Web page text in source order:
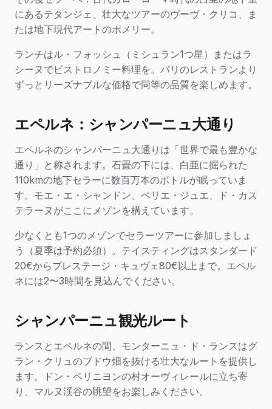
にあるテタンジェ、壮大なツアーのヴーヴ・クリコ、ま
たは地下現代アートのポメリー。
ランチはル・フォッシュ（ミシュラン1つ星）またはラ
シーヌでビストロノミー料理を。パリのレストランより
ずっとリーズナブルな価格で同等の品質を楽しめます。
エペルネ：シャンパーニュ大通り
エペルネのシャンパーニュ大通りは「世界で最も豊かな
通り」と称されます。石畳の下には、白亜に掘られた
110kmの地下セラーに数百万本のボトルが眠っていま
す。モエ・エ・シャンドン、ペリエ・ジュエ、ド・カス
テラーヌがここにメゾンを構えています。
少なくとも1つのメゾンでセラーツアーに参加しましょ
う（夏季は予約必須）。テイスティングはスタンダード
20€からプレステージ・キュヴェ80€以上まで。エペル
ネには2〜3時間を見込んでください。
シャンパーニュ観光ルート
ランスとエペルネの間、モンターニュ・ド・ランスはグ
ラン・クリュのブドウ畑を抜ける壮大なルートを提供し
ます。ドン・ペリニヨンの村オーヴィレールに立ち寄
り、マルヌ渓谷の眺望をお楽しみください。